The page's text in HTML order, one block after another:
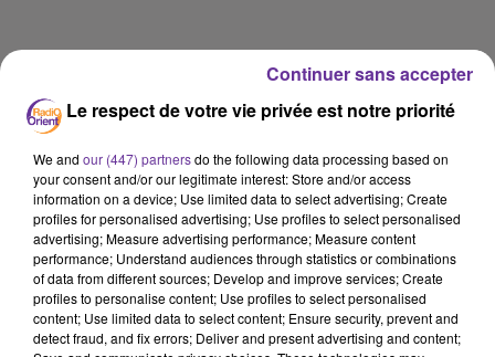
ET SI ON EN PARLAIT?
14 novembre 2019 - 42 min 5 sec
Le respect de votre vie privée est notre priorité
We and our (447) partnersdo the following data processing based on
your consent and/or our legitimate interest: Store and/or access
information on a device; Use limited data to select advertising; Create
profiles for personalised advertising; Use profiles to select personalised
advertising; Measure advertising performance; Measure content
performance; Understand audiences through statistics or combinations
of data from different sources; Develop and improve services; Create
profiles to personalise content; Use profiles to select personalised
content; Use limited data to select content; Ensure security, prevent and
detect fraud, and fix errors; Deliver and present advertising and content;
Continuer sans accepter